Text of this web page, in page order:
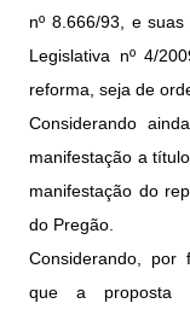
nº 8.666/93, e
Legislativa nº 4/
reforma, seja de
Considerando
manifestação a
manifestação do
do Pregão.
Considerando, por
que a proposta